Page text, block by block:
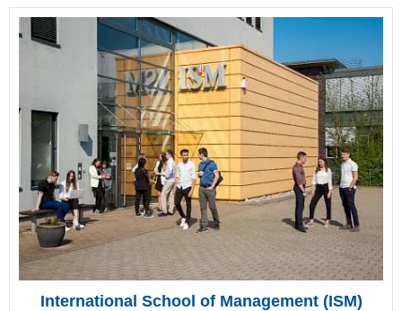
International School of Management (ISM)